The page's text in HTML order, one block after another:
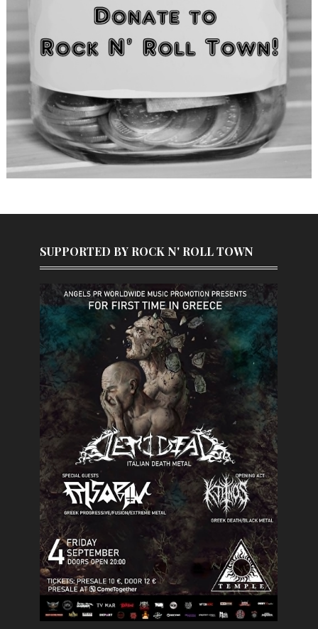
SUPPORTED BY ROCK N' ROLL TOWN